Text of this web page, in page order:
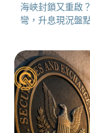
海峽封鎖又重啟
彎，升息現況盤